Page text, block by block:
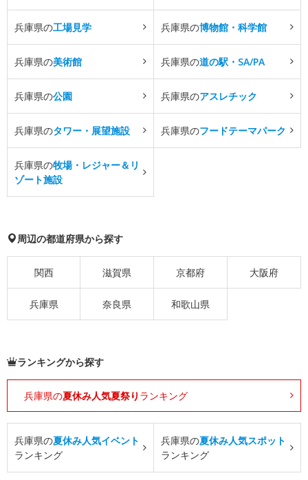
兵庫県の工場見学 兵庫県の博物館・科学館
兵庫県の美術館 兵庫県の道の駅・SA/PA
兵庫県の公園 兵庫県のアスレチック
兵庫県のタワー・展望施設 兵庫県のフードテーマパーク
兵庫県の牧場・レジャー＆リ
ゾート施設
周辺の都道府県から探す
関西 滋賀県 京都府 大阪府
兵庫県 奈良県 和歌山県
ランキングから探す
兵庫県の夏休み人気夏祭り ランキング
兵庫県の夏休み人気イベント
ランキング
兵庫県の夏休み人気スポット
ランキング